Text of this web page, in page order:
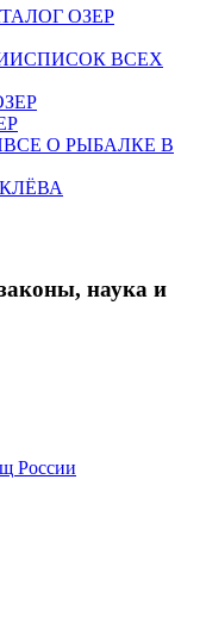
ОЗЕР
СПИСОК ВСЕХ
ВСЕ О РЫБАЛКЕ В
наука и
России